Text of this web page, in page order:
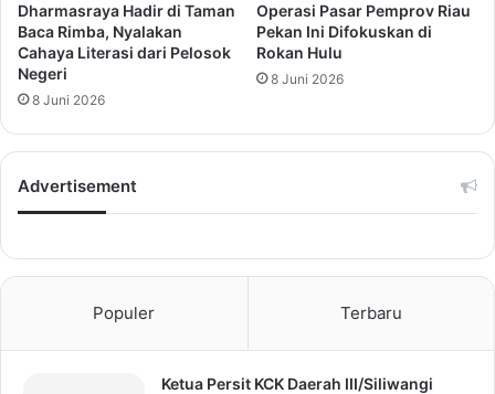
Dharmasraya Hadir di Taman
Baca Rimba, Nyalakan
Cahaya Literasi dari Pelosok
Negeri
8 Juni 2026
Operasi Pasar Pemprov Riau
Pekan Ini Difokuskan di
Rokan Hulu
8 Juni 2026
Advertisement
Populer Terbaru
Ketua Persit KCK Daerah III/Siliwangi